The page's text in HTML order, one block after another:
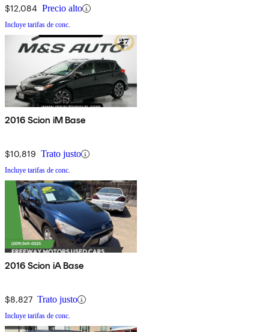
$12,084 Precio alto
Incluye tarifas de conc.
2016 Scion iM Base
$10,819 Trato justo
Incluye tarifas de conc.
2016 Scion iA Base
$8,827 Trato justo
Incluye tarifas de conc.